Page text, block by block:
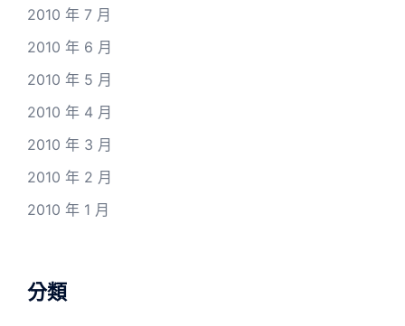
2010 年 7 月
2010 年 6 月
2010 年 5 月
2010 年 4 月
2010 年 3 月
2010 年 2 月
2010 年 1 月
分類